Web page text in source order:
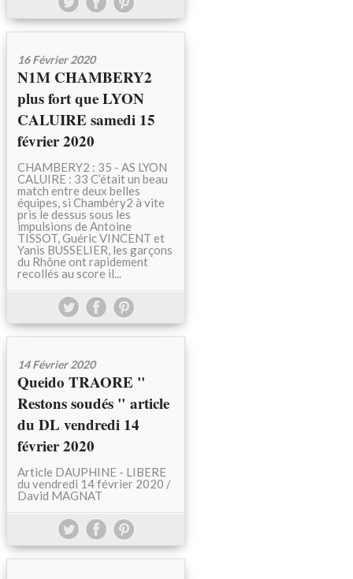
16 Février 2020
N1M CHAMBERY2
plus fort que LYON
CALUIRE samedi 15
février 2020
CHAMBERY2 : 35 - AS LYON
CALUIRE : 33 C’était un beau
match entre deux belles
équipes, si Chambéry2 à vite
pris le dessus sous les
impulsions de Antoine
TISSOT, Guéric VINCENT et
Yanis BUSSELIER, les garçons
du Rhône ont rapidement
recollés au score il...
14 Février 2020
Queido TRAORE "
Restons soudés " article
du DL vendredi 14
février 2020
Article DAUPHINE - LIBERE
du vendredi 14 février 2020 /
David MAGNAT